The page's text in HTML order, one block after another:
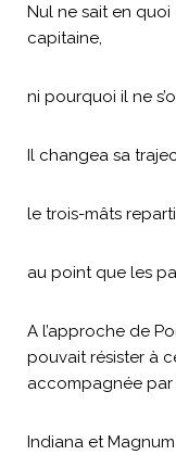
Nul ne sait en
capitaine,
ni pourquoi il ne
Il changea sa
le trois-mâts
au point que les
A l’approche de
pouvait résister à
accompagnée par
Indiana et